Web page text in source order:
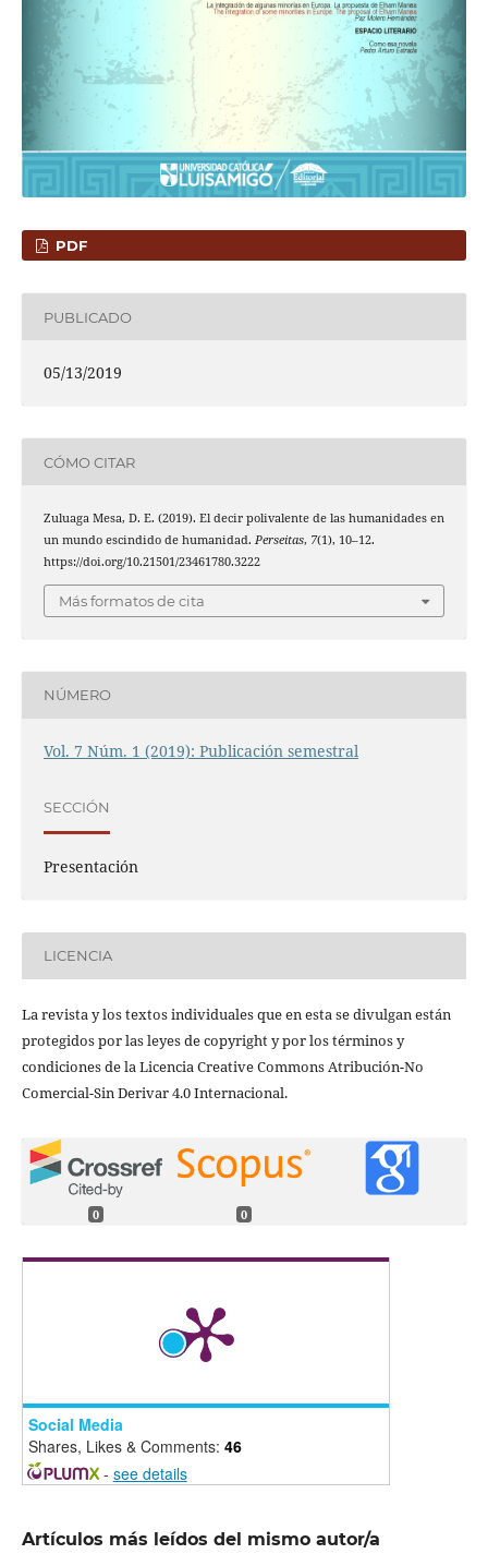
PDF
PUBLICADO
05/13/2019
CÓMO CITAR
Zuluaga Mesa, D. E. (2019). El decir polivalente de las humanidades en
un mundo escindido de humanidad. Perseitas, 7(1), 10–12.
https://doi.org/10.21501/23461780.3222
Más formatos de cita
NÚMERO
Vol. 7 Núm. 1 (2019): Publicación semestral
SECCIÓN
Presentación
LICENCIA
La revista y los textos individuales que en esta se divulgan están
protegidos por las leyes de copyright y por los términos y
condiciones de la Licencia Creative Commons Atribución-No
Comercial-Sin Derivar 4.0 Internacional.
0 0
Social Media
Shares, Likes & Comments: 46
- see details
Artículos más leídos del mismo autor/a